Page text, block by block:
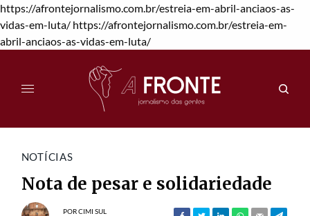
https://afrontejornalismo.com.br/estreia-em-abril-anciaos-as-
vidas-em-luta/ https://afrontejornalismo.com.br/estreia-em-
abril-anciaos-as-vidas-em-luta/
NOTÍCIAS
Nota de pesar e solidariedade
PORCIMI SUL